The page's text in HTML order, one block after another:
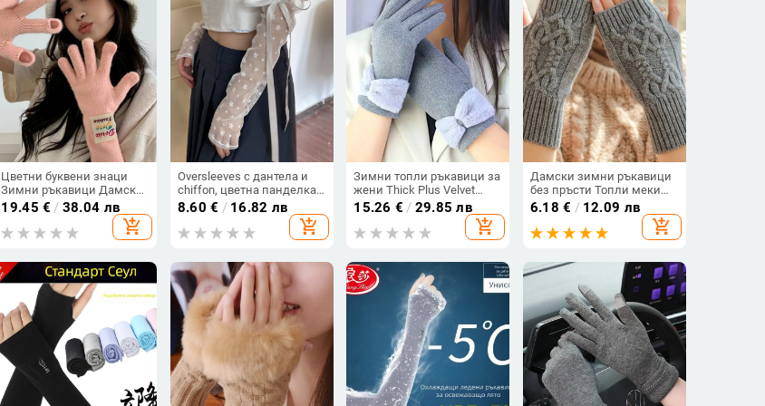
Цветни буквени знаци
Зимни ръкавици Дамски
корейски плетени топли
едноцветни студентски
ръкавици със сензорен
19.45 € / 38.04 лв
add_shopping_cart
Oversleeves с дантела и
chiffon, цветна панделка,
слънцезащита, найлон,
50–70% основна тъкан,
PATTKIN, пролетно-лято
8.60 € / 16.82 лв
add_shopping_cart
Зимни топли ръкавици за
жени Thick Plus Velvet
Stretch Touchscreen
Bowknot Full Finger Gloves
Външни ветроустойчиви
15.26 € / 29.85 лв
add_shopping_cart
Дамски зимни ръкавици
без пръсти Топли меки
вълнени плетени
ръкавици с ръкавици
Елегантни ръкавици на
къси ръкавици Guantes
6.18 € / 12.09 лв
add_shopping_cart